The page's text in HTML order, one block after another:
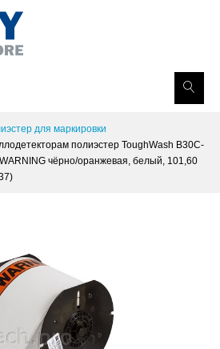
для маркировки
полиэстер ToughWash B30C-
чёрно/оранжевая, белый, 101,60